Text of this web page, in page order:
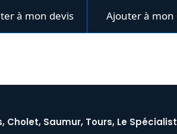
à mon devis Ajouter à mon
Cholet, Saumur, Tours, Le